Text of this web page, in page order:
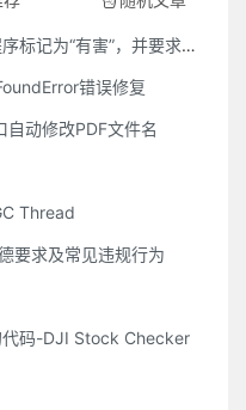
“有害”，并要求用户删除它们
错误修复
动修改PDF文件名
Thread
要求及常见违规行为
代码-DJI Stock Checker